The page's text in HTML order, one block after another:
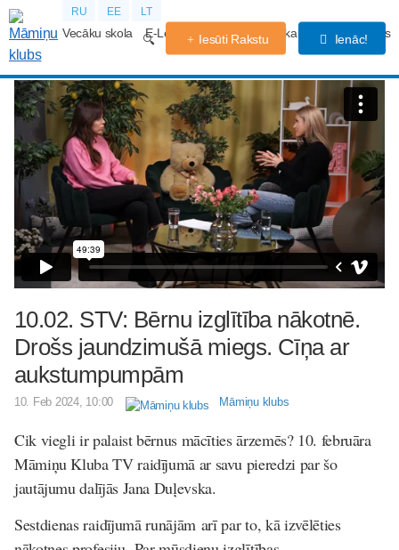
RU EE LT
Vecāku skola E-Lekcijas Grūtniecības kalendārs Forums
Iesūti Rakstu Ienāc!
10.02. STV: Bērnu izglītība nākotnē.
Drošs jaundzimušā miegs. Cīņa ar
aukstumpumpām
10. Feb 2024, 10:00 Māmiņu klubs
Cik viegli ir palaist bērnus mācīties ārzemēs? 10. februāra
Māmiņu Kluba TV raidījumā ar savu pieredzi par šo
jautājumu dalījās Jana Duļevska.
Sestdienas raidījumā runājām arī par to, kā izvēlēties